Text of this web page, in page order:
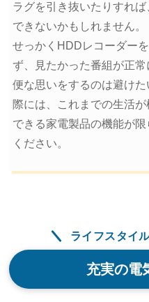
ラグを引き抜いたりすれ
できないかもしれません。
せっかくHDDレコーダー
ず、見たかった番組が正
便な思いをするのは避け
際には、これまでの生活
できる家電製品の機能が
ください。
ライフスタイ
充実の電